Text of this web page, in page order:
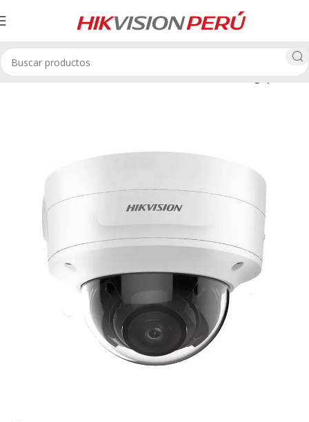
Cámaras IP Domo HikVision Cámaras IP Domo 4 Megapíxeles